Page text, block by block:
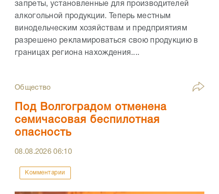
запреты, установленные для производителей
алкогольной продукции. Теперь местным
винодельческим хозяйствам и предприятиям
разрешено рекламироваться свою продукцию в
границах региона нахождения....
Общество
Под Волгоградом отменена
семичасовая беспилотная
опасность
08.08.202606:10
Комментарии